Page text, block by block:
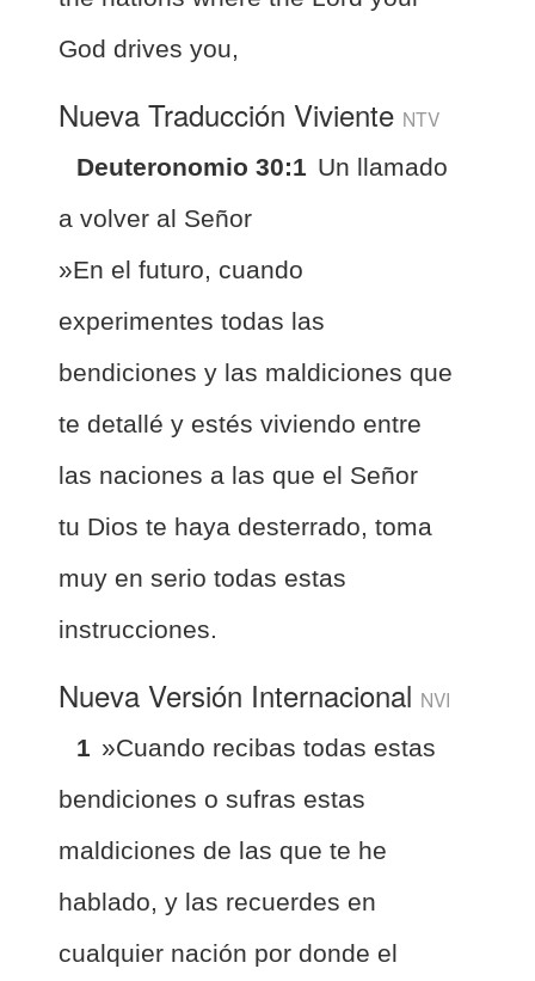
God drives you,
Nueva Traducción Viviente NTV
Deuteronomio 30:1 Un llamado
a volver al Señor
»En el futuro, cuando
experimentes todas las
bendiciones y las maldiciones que
te detallé y estés viviendo entre
las naciones a las que el Señor
tu Dios te haya desterrado, toma
muy en serio todas estas
instrucciones.
Nueva Versión Internacional NVI
1 »Cuando recibas todas estas
bendiciones o sufras estas
maldiciones de las que te he
hablado, y las recuerdes en
cualquier nación por donde el